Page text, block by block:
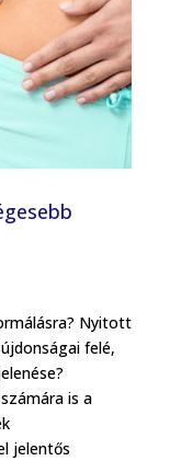
Nyitott
felé,
is a
jelentős